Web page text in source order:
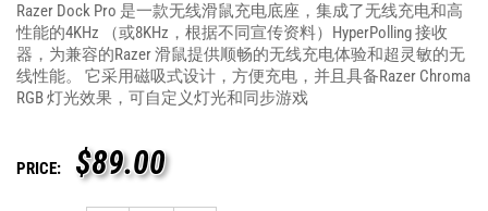
Razer Dock Pro 是一款无线滑鼠充电底座，集成了无线充电和高
性能的4KHz （或8KHz，根据不同宣传资料）HyperPolling 接收
器，为兼容的Razer 滑鼠提供顺畅的无线充电体验和超灵敏的无
线性能。 它采用磁吸式设计，方便充电，并且具备Razer Chroma
RGB 灯光效果，可自定义灯光和同步游戏
PRICE: $89.00